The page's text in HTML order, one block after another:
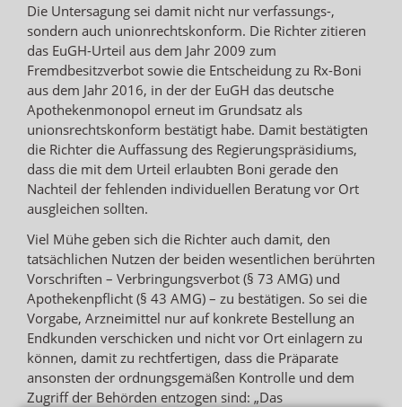
Die Untersagung sei damit nicht nur verfassungs-,
sondern auch unionrechtskonform. Die Richter zitieren
das EuGH-Urteil aus dem Jahr 2009 zum
Fremdbesitzverbot sowie die Entscheidung zu Rx-Boni
aus dem Jahr 2016, in der der EuGH das deutsche
Apothekenmonopol erneut im Grundsatz als
unionsrechtskonform bestätigt habe. Damit bestätigten
die Richter die Auffassung des Regierungspräsidiums,
dass die mit dem Urteil erlaubten Boni gerade den
Nachteil der fehlenden individuellen Beratung vor Ort
ausgleichen sollten.
Viel Mühe geben sich die Richter auch damit, den
tatsächlichen Nutzen der beiden wesentlichen berührten
Vorschriften – Verbringungsverbot (§ 73 AMG) und
Apothekenpflicht (§ 43 AMG) – zu bestätigen. So sei die
Vorgabe, Arzneimittel nur auf konkrete Bestellung an
Endkunden verschicken und nicht vor Ort einlagern zu
können, damit zu rechtfertigen, dass die Präparate
ansonsten der ordnungsgemäßen Kontrolle und dem
Zugriff der Behörden entzogen sind: „Das